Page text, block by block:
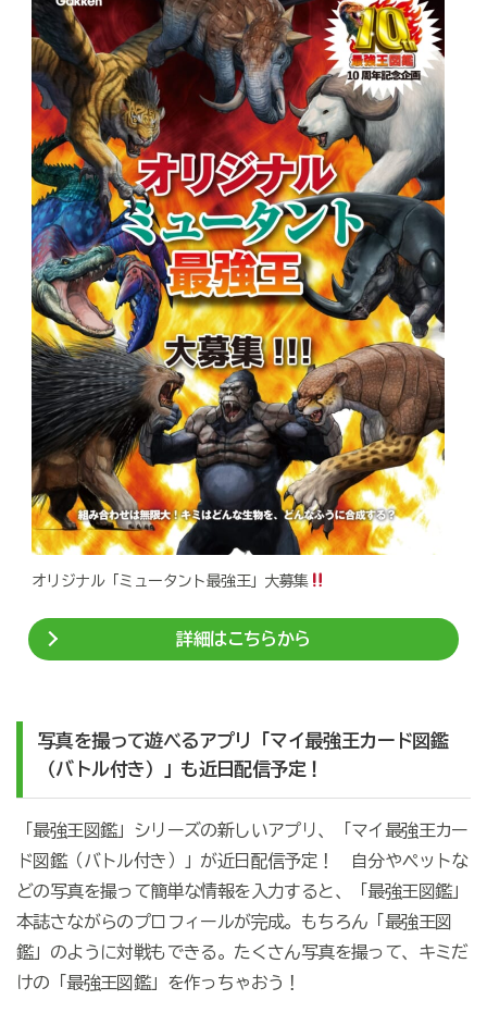
オリジナル「ミュータント最強王」大募集
詳細はこちらから
写真を撮って遊べるアプリ「マイ最強王カード図鑑
（バトル付き）」も近日配信予定！
「最強王図鑑」シリーズの新しいアプリ、「マイ最強王カー
ド図鑑（バトル付き）」が近日配信予定！ 自分やペットな
どの写真を撮って簡単な情報を入力すると、「最強王図鑑」
本誌さながらのプロフィールが完成。もちろん「最強王図
鑑」のように対戦もできる。たくさん写真を撮って、キミだ
けの「最強王図鑑」を作っちゃおう！